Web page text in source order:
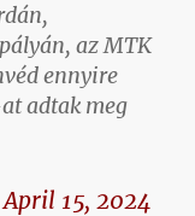
az MTK
ennyire
adtak meg
April 15, 2024